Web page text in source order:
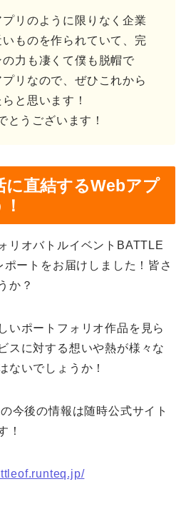
リのように限りなく企業
ものを作られていて、完
力も凄くて僕も脱帽で
リなので、ぜひこれから
と思います！
とうございます！
に直結するWebアプ
リオバトルイベントBATTLE
ートをお届けしました！皆さ
か？
いポートフォリオ作品を見ら
スに対する想いや熱が様々な
ないでしょうか！
今後の情報は随時公式サイト
！